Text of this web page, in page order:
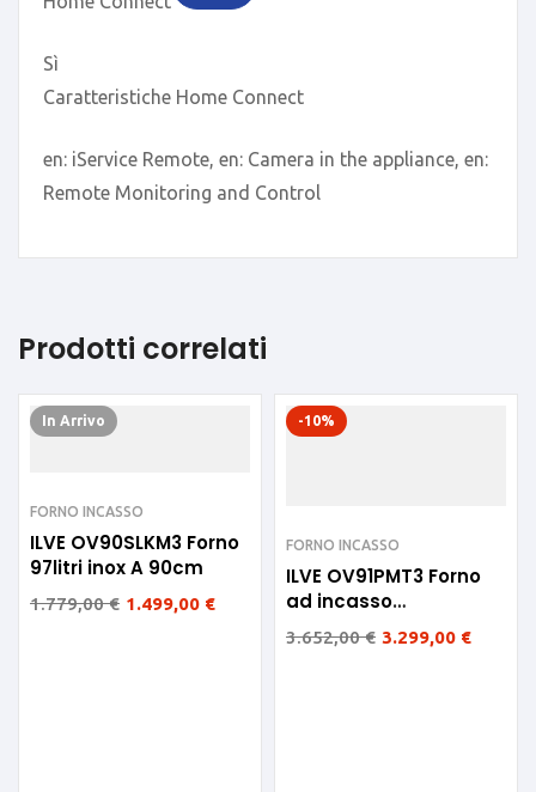
Sì
Caratteristiche Home Connect
en: iService Remote, en: Camera in the appliance, en:
Remote Monitoring and Control
Prodotti correlati
In Arrivo
FORNO INCASSO
ILVE OV90SLKM3 Forno
97litri inox A 90cm
1.779,00€ 1.499,00 €
-10%
FORNO INCASSO
ILVE OV91PMT3 Forno
ad incasso
Panoramagic Inox 90
cm 110lt A
3.652,00€ 3.299,00 €